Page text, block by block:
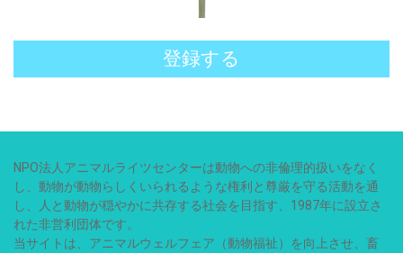
登録する
NPO法人アニマルライツセンターは動物への非倫理的扱いをなく
し、動物が動物らしくいられるような権利と尊厳を守る活動を通
し、人と動物が穏やかに共存する社会を目指す、1987年に設立さ
れた非営利団体です。
当サイトは、アニマルウェルフェア（動物福祉）を向上させ、畜